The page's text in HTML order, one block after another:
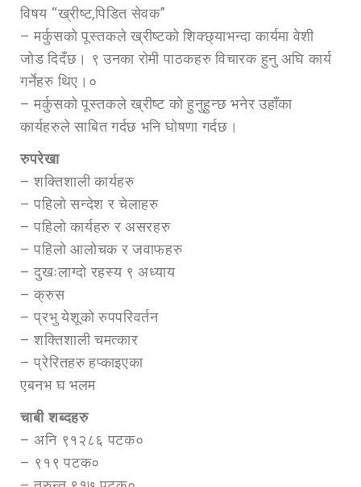
विषय “ख्रीष्ट,पिडित सेवक”
– मर्कुसको पूस्तकले ख्रीष्टको शिक्छ्याभन्दा कार्यमा वेशी
जोड दिदँछ। ९ उनका रोमी पाठकहरु विचारक हुनु अघि कार्य
गर्नेहरु थिए।०
– मर्कुसको पूस्तकले ख्रीष्ट को हुनुहुन्छ भनेर उहाँका
कार्यहरुले साबित गर्दछ भनि घोषणा गर्दछ।
रुपरेखा
– शक्तिशाली कार्यहरु
– पहिलो सन्देश र चेलाहरु
– पहिलो कार्यहरु र असरहरु
– पहिलो आलोचक र जवाफहरु
– दुखःलाग्दो रहस्य ९ अध्याय
– क्रुस
– प्रभु येशूको रुपपरिवर्तन
– शक्तिशाली चमत्कार
– प्रेरितहरु हप्काइएका
एबनभ घ भलम
चाबी शब्दहरु
– अनि ९१२८६ पटक०
– ९१९ पटक०